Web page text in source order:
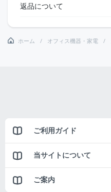
返品について
ホーム オフィス機器・家電
ご利用ガイド
当サイトについて
ご案内